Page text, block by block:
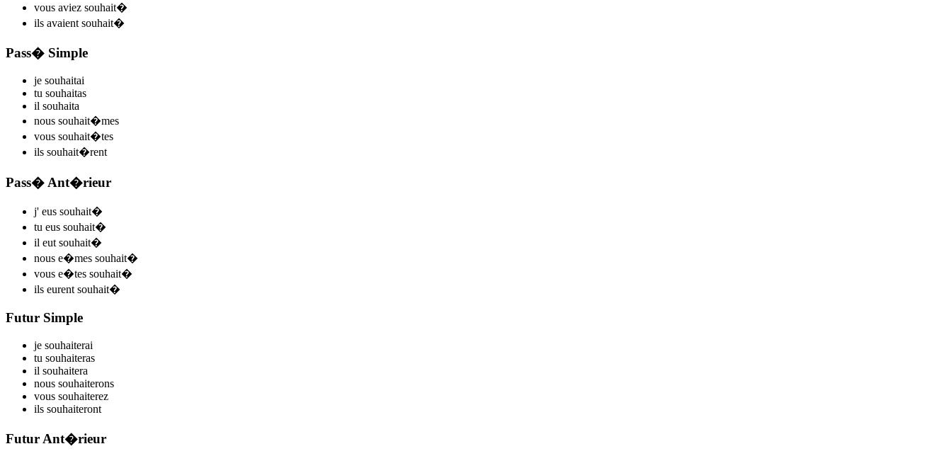
vous aviez souhait�
ils avaient souhait�
Pass� Simple
je souhaitai
tu souhaitas
il souhaita
nous souhait�mes
vous souhait�tes
ils souhait�rent
Pass� Ant�rieur
j' eus souhait�
tu eus souhait�
il eut souhait�
nous e�mes souhait�
vous e�tes souhait�
ils eurent souhait�
Futur Simple
je souhaiterai
tu souhaiteras
il souhaitera
nous souhaiterons
vous souhaiterez
ils souhaiteront
Futur Ant�rieur